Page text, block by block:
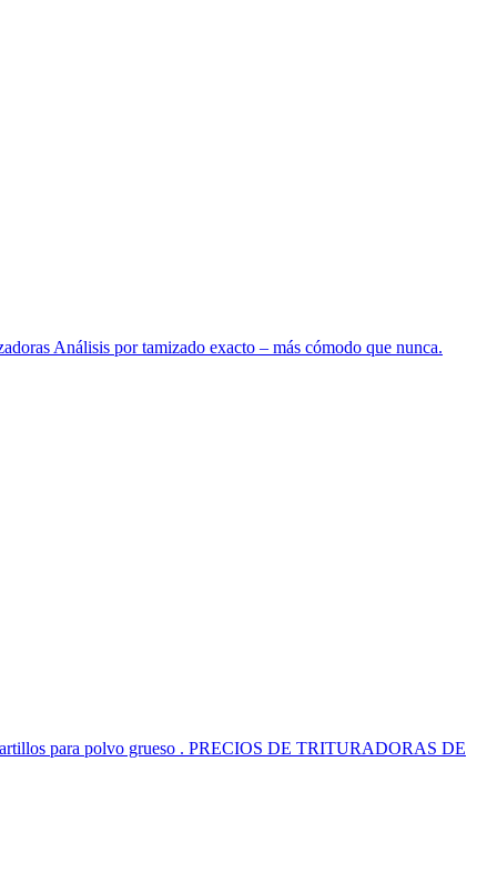
Análisis por tamizado exacto – más cómodo que nunca.
para polvo grueso . PRECIOS DE TRITURADORAS DE